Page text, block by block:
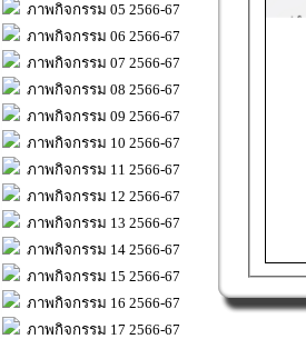
ภาพกิจกรรม 05 2566-67
ภาพกิจกรรม 06 2566-67
ภาพกิจกรรม 07 2566-67
ภาพกิจกรรม 08 2566-67
ภาพกิจกรรม 09 2566-67
ภาพกิจกรรม 10 2566-67
ภาพกิจกรรม 11 2566-67
ภาพกิจกรรม 12 2566-67
ภาพกิจกรรม 13 2566-67
ภาพกิจกรรม 14 2566-67
ภาพกิจกรรม 15 2566-67
ภาพกิจกรรม 16 2566-67
ภาพกิจกรรม 17 2566-67